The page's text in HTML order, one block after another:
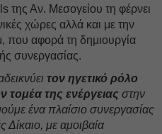
της Αν. Μεσογείου τη φέρνει
χώρες αλλά και με την
που αφορά τη δημιουργία
συνεργασίας.
τον ηγετικό ρόλο
τομέα της ενέργειας στην
ένα πλαίσιο συνεργασίας
με αμοιβαία